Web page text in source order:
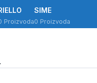
Proizvoda
SIME
0 Proizvoda